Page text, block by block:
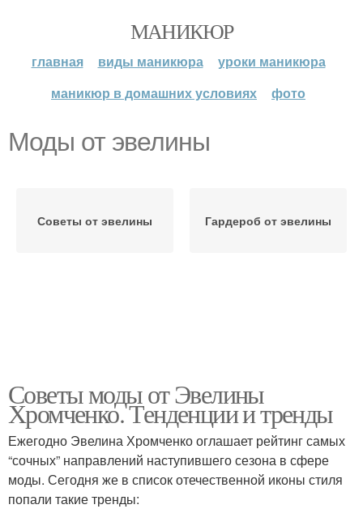
МАНИКЮР
главная виды маникюра
уроки маникюра
маникюр в домашних условиях
фото
Моды от эвелины
Советы от эвелины Гардероб от эвелины
Советы моды от Эвелины
Хромченко. Тенденции и тренды
Ежегодно Эвелина Хромченко оглашает рейтинг самых
“сочных” направлений наступившего сезона в сфере
моды. Сегодня же в список отечественной иконы стиля
попали такие тренды: